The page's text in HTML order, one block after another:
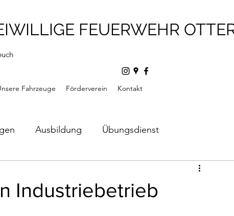
FEUERWEHR
Fahrzeuge Förderverein Kontakt
Ausbildung Übungsdienst
Brandschutz
Industriebetrieb